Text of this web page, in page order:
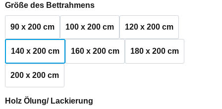
Größe des Bettrahmensauswählen
90 x 200 cm 100 x 200 cm 120 x 200 cm
140 x 200 cm 160 x 200 cm 180 x 200 cm
200 x 200 cm
Holz Ölung/ Lackierung